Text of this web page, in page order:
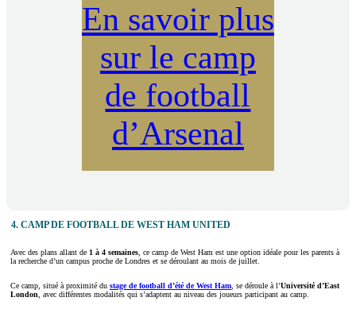
En savoir plus
sur le camp
de football
d’Arsenal
4. CAMP DE FOOTBALL DE WEST HAM UNITED
Avec des plans allant de 1 à 4 semaines , ce camp de West Ham est une option idéale pour les parents à
la recherche d’un campus proche de Londres et se déroulant au mois de juillet.
Ce camp, situé à proximité du stage de football d’été de West Ham , se déroule à l’Université d’East
London , avec différentes modalités qui s’adaptent au niveau des joueurs participant au camp.